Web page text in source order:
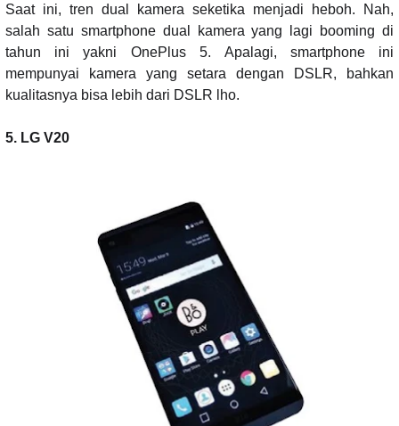
Saat ini, tren dual kamera seketika menjadi heboh. Nah,
salah satu smartphone dual kamera yang lagi booming di
tahun ini yakni OnePlus 5. Apalagi, smartphone ini
mempunyai kamera yang setara dengan DSLR, bahkan
kualitasnya bisa lebih dari DSLR lho.
5. LG V20